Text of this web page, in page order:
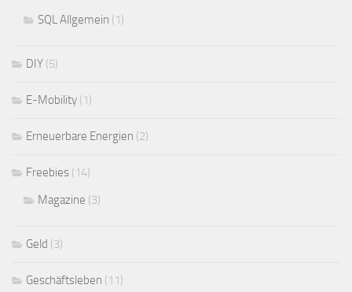
SQL Allgemein (1)
DIY (5)
E-Mobility (1)
Erneuerbare Energien (2)
Freebies (14)
Magazine (3)
Geld (3)
Geschäftsleben (11)